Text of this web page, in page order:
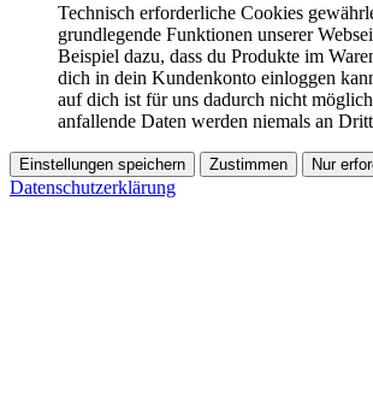
Technisch erforderliche Cookies
grundlegende Funktionen unserer
Beispiel dazu, dass du Produkte im
dich in dein Kundenkonto einloggen
auf dich ist für uns dadurch nicht
anfallende Daten werden niemals an
Einstellungen speichern Zustimmen Nur
Datenschutzerklärung